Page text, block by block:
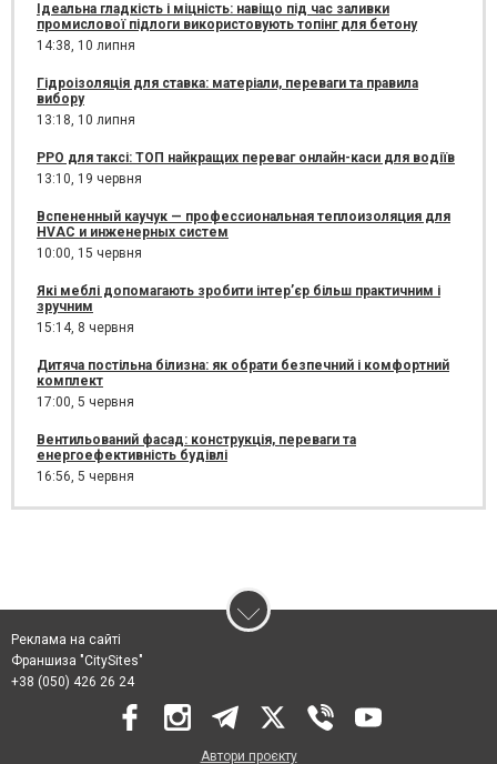
Ідеальна гладкість і міцність: навіщо під час заливки
промислової підлоги використовують топінг для бетону
14:38, 10 липня
Гідроізоляція для ставка: матеріали, переваги та правила
вибору
13:18, 10 липня
РРО для таксі: ТОП найкращих переваг онлайн-каси для водіїв
13:10, 19 червня
Вспененный каучук — профессиональная теплоизоляция для
HVAC и инженерных систем
10:00, 15 червня
Які меблі допомагають зробити інтер’єр більш практичним і
зручним
15:14, 8 червня
Дитяча постільна білизна: як обрати безпечний і комфортний
комплект
17:00, 5 червня
Вентильований фасад: конструкція, переваги та
енергоефективність будівлі
16:56, 5 червня
Реклама на сайті
Франшиза "CitySites"
+38 (050) 426 26 24
Автори проєкту